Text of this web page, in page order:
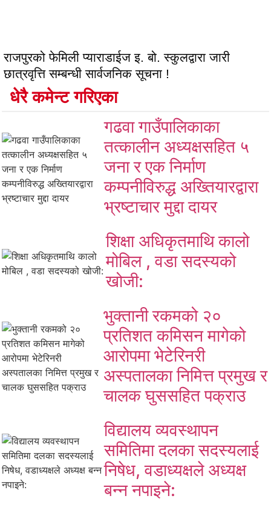
राजपुरको फेमिली प्याराडाईज इ. बो. स्कुलद्वारा जारी
छात्रवृत्ति सम्बन्धी सार्वजनिक सूचना !
धेरै कमेन्ट गरिएका
गढवा गाउँपालिकाका
तत्कालीन अध्यक्षसहित ५
जना र एक निर्माण
कम्पनीविरुद्ध अख्तियारद्वारा
भ्रष्टाचार मुद्दा दायर
शिक्षा अधिकृतमाथि कालो
मोबिल , वडा सदस्यको
खोजी:
भुक्तानी रकमको २०
प्रतिशत कमिसन मागेको
आरोपमा भेटेरिनरी
अस्पतालका निमित्त प्रमुख र
चालक घुससहित पक्राउ
विद्यालय व्यवस्थापन
समितिमा दलका सदस्यलाई
निषेध, वडाध्यक्षले अध्यक्ष
बन्न नपाइने: